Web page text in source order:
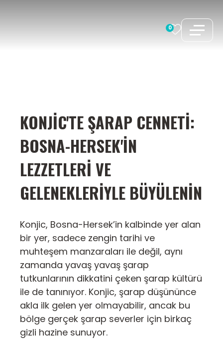
0
KONJIC'TE ŞARAP CENNETI:
BOSNA-HERSEK'IN
LEZZETLERI VE
GELENEKLERIYLE BÜYÜLENIN
Konjic, Bosna-Hersek’in kalbinde yer alan
bir yer, sadece zengin tarihi ve
muhteşem manzaraları ile değil, aynı
zamanda yavaş yavaş şarap
tutkunlarının dikkatini çeken şarap kültürü
ile de tanınıyor. Konjic, şarap düşününce
akla ilk gelen yer olmayabilir, ancak bu
bölge gerçek şarap severler için birkaç
gizli hazine sunuyor.